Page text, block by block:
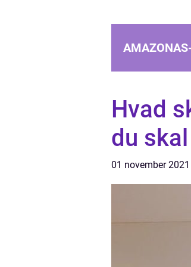
Hvad
du
01 november 2021